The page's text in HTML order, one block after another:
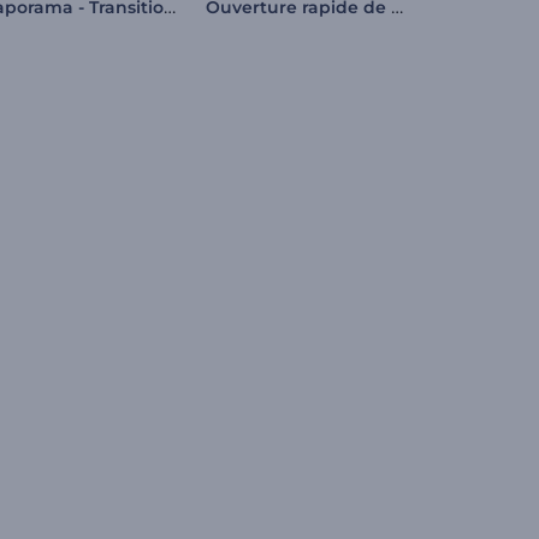
Diaporama - Transitions fragmentées Ouverture rapide de la présentation